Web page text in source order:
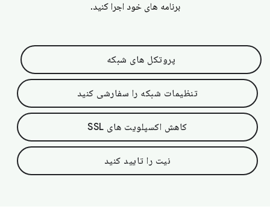
برنامه های خود اجرا کنید.
پروتکل های شبکه
تنظیمات شبکه را سفارشی کنید
کاهش اکسپلویت های SSL
نیت را تایید کنید